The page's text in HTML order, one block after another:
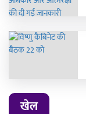
खेल